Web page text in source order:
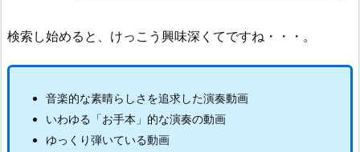
検索し始めると、けっこう興味深くてですね・・・。
音楽的な素晴らしさを追求した演奏動画
いわゆる「お手本」的な演奏の動画
ゆっくり弾いている動画